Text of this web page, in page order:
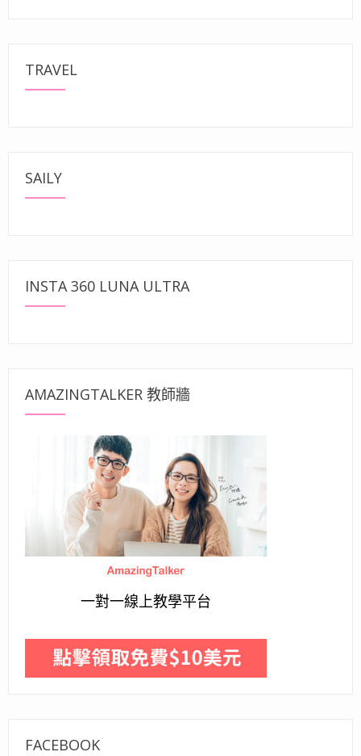
TRAVEL
SAILY
INSTA 360 LUNA ULTRA
AMAZINGTALKER 教師牆
一對一線上教學平台
FACEBOOK